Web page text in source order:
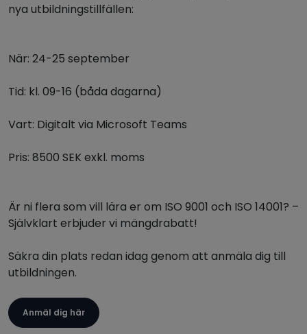
nya utbildningstillfällen:
När: 24-25 september
Tid: kl. 09-16 (båda dagarna)
Vart: Digitalt via Microsoft Teams
Pris: 8500 SEK exkl. moms
Är ni flera som vill lära er om ISO 9001 och ISO 14001? –
Självklart erbjuder vi mängdrabatt!
Säkra din plats redan idag genom att anmäla dig till
utbildningen.
Anmäl dig här